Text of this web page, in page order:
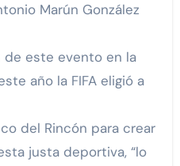
Marún González
este evento en la
año la FIFA eligió a
del Rincón para crear
justa deportiva, “lo